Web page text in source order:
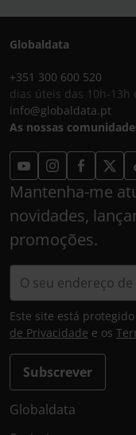
Globaldata
+351 300 600 520
dias úteis das 10h-13h
info@globaldata.pt
As nossas
Mantenha-me
novidades,
promoções.
Subscrever
Este site está
de Privacidade e os
Globaldata